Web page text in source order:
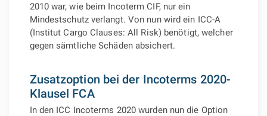
2010 war, wie beim Incoterm CIF, nur ein
Mindestschutz verlangt. Von nun wird ein ICC-A
(Institut Cargo Clauses: All Risk) benötigt, welcher
gegen sämtliche Schäden absichert.
Zusatzoption bei der Incoterms 2020-
Klausel FCA
In den ICC Incoterms 2020 wurden nun die Option